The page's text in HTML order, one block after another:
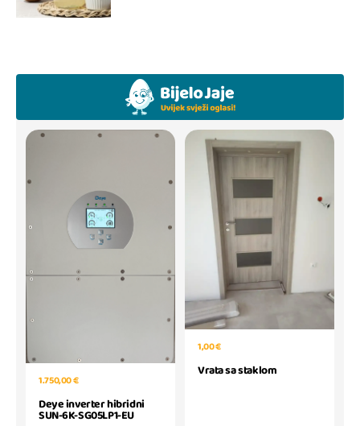
1.750,00 €
Deye inverter hibridni
SUN-6K-SG05LP1-EU
1,00 €
Vrata sa staklom